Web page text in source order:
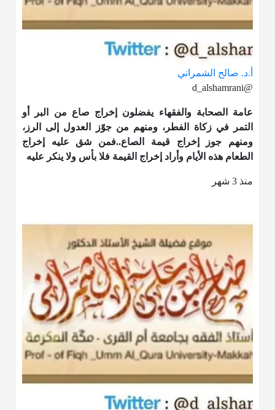
أ.د. صالح الشمراني
@d_alshamrani
عامة الصحابة والفقهاء يفضلون إخراج صاع من البر أو
التمر في زكاة الفطر، ومنهم من جوّز العدول إلى الرز،
ومنهم جوز إخراج قيمة الصاع..فمن شق عليه إخراج
الطعام هذه الأيام وأراد إخراج القيمة فلا بأس ولا ينكر عليه
منذ 3 شهر